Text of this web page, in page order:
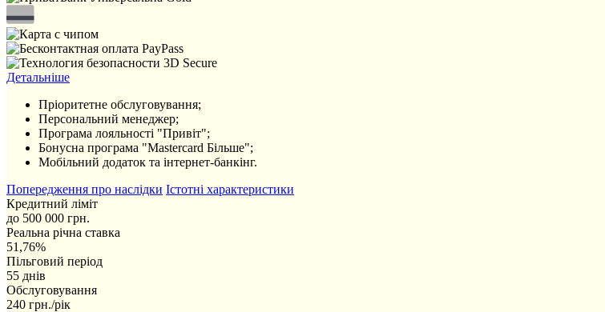
Детальніше
Пріоритетне обслуговування;
Персональний менеджер;
Програма лояльності "Привіт";
Бонусна програма "Mastercard Більше";
Мобільний додаток та інтернет-банкінг.
Попередження про наслідки Істотні характеристики
Кредитний ліміт
до 500 000 грн.
Реальна річна ставка
51,76%
Пільговий період
55 днів
Обслуговування
240 грн./рік